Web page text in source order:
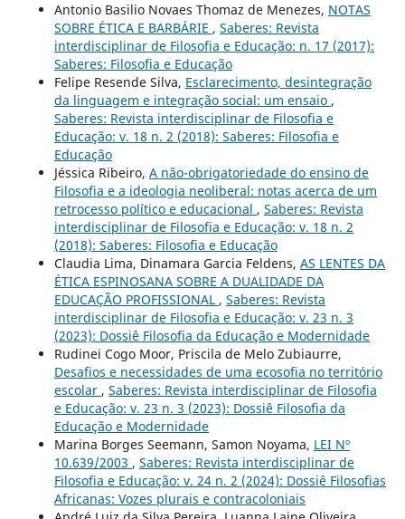
Antonio Basilio Novaes Thomaz de Menezes, NOTAS
SOBRE ÉTICA E BARBÁRIE , Saberes: Revista
interdisciplinar de Filosofia e Educação: n. 17 (2017):
Saberes: Filosofia e Educação
Felipe Resende Silva, Esclarecimento, desintegração
da linguagem e integração social: um ensaio ,
Saberes: Revista interdisciplinar de Filosofia e
Educação: v. 18 n. 2 (2018): Saberes: Filosofia e
Educação
Jéssica Ribeiro, A não-obrigatoriedade do ensino de
Filosofia e a ideologia neoliberal: notas acerca de um
retrocesso político e educacional , Saberes: Revista
interdisciplinar de Filosofia e Educação: v. 18 n. 2
(2018): Saberes: Filosofia e Educação
Claudia Lima, Dinamara Garcia Feldens, AS LENTES DA
ÉTICA ESPINOSANA SOBRE A DUALIDADE DA
EDUCAÇÃO PROFISSIONAL , Saberes: Revista
interdisciplinar de Filosofia e Educação: v. 23 n. 3
(2023): Dossiê Filosofia da Educação e Modernidade
Rudinei Cogo Moor, Priscila de Melo Zubiaurre,
Desafios e necessidades de uma ecosofia no território
escolar , Saberes: Revista interdisciplinar de Filosofia
e Educação: v. 23 n. 3 (2023): Dossiê Filosofia da
Educação e Modernidade
Marina Borges Seemann, Samon Noyama, LEI Nº
10.639/2003 , Saberes: Revista interdisciplinar de
Filosofia e Educação: v. 24 n. 2 (2024): Dossiê Filosofias
Africanas: Vozes plurais e contracoloniais